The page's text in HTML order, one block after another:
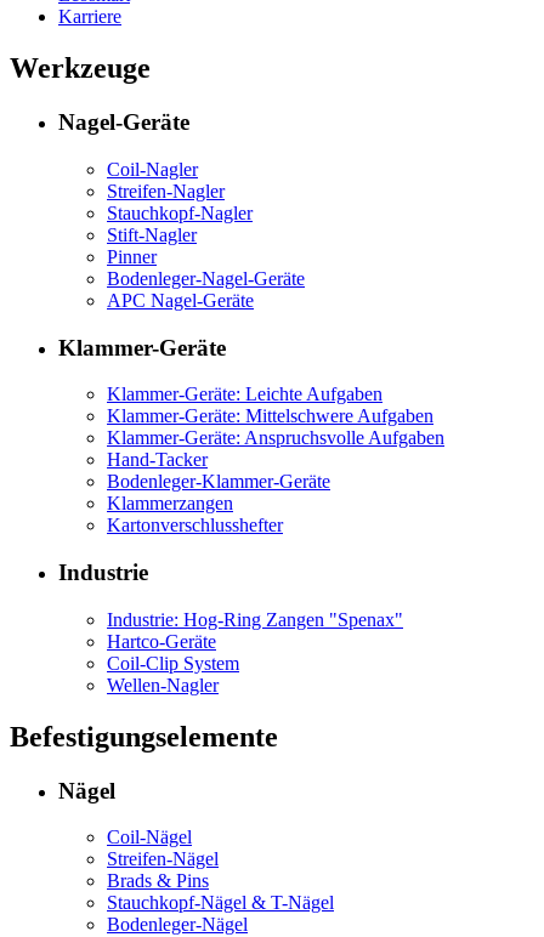
Karriere
Werkzeuge
Nagel-Geräte
Coil-Nagler
Streifen-Nagler
Stauchkopf-Nagler
Stift-Nagler
Pinner
Bodenleger-Nagel-Geräte
APC Nagel-Geräte
Klammer-Geräte
Klammer-Geräte: Leichte Aufgaben
Klammer-Geräte: Mittelschwere Aufgaben
Klammer-Geräte: Anspruchsvolle Aufgaben
Hand-Tacker
Bodenleger-Klammer-Geräte
Klammerzangen
Kartonverschlusshefter
Industrie
Industrie: Hog-Ring Zangen "Spenax"
Hartco-Geräte
Coil-Clip System
Wellen-Nagler
Befestigungselemente
Nägel
Coil-Nägel
Streifen-Nägel
Brads & Pins
Stauchkopf-Nägel & T-Nägel
Bodenleger-Nägel